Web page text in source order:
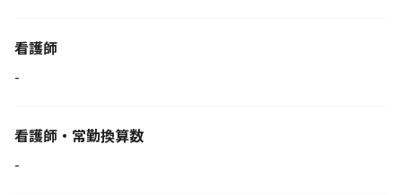
看護師
-
看護師・常勤換算数
-